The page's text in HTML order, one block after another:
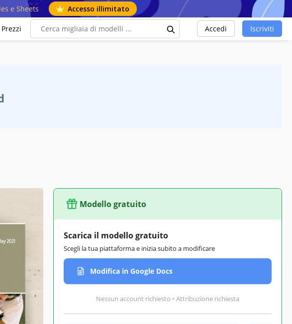
e Sheets Accesso illimitato
Prezzi Accedi Iscriviti
Modello gratuito
Scarica il modello gratuito
Scegli la tua piattaforma e inizia subito a modificare
Modifica in Google Docs
Nessun account richiesto • Attribuzione richiesta